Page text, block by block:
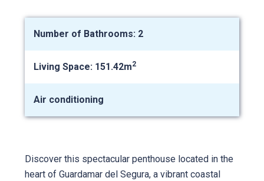
Number of Bathrooms: 2
Living Space: 151.42m2
Air conditioning
Discover this spectacular penthouse located in the
heart of Guardamar del Segura, a vibrant coastal